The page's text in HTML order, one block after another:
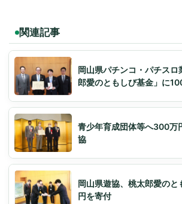
関連記事
岡山県パチンコ・パチスロ
郎愛のともしび基金」に
青少年育成団体等へ300万
協
岡山県遊協、桃太郎愛の
円を寄付